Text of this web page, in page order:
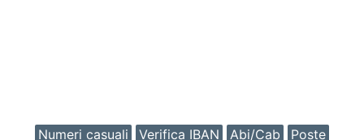
Numeri casuali Verifica IBAN Abi/Cab
Poste